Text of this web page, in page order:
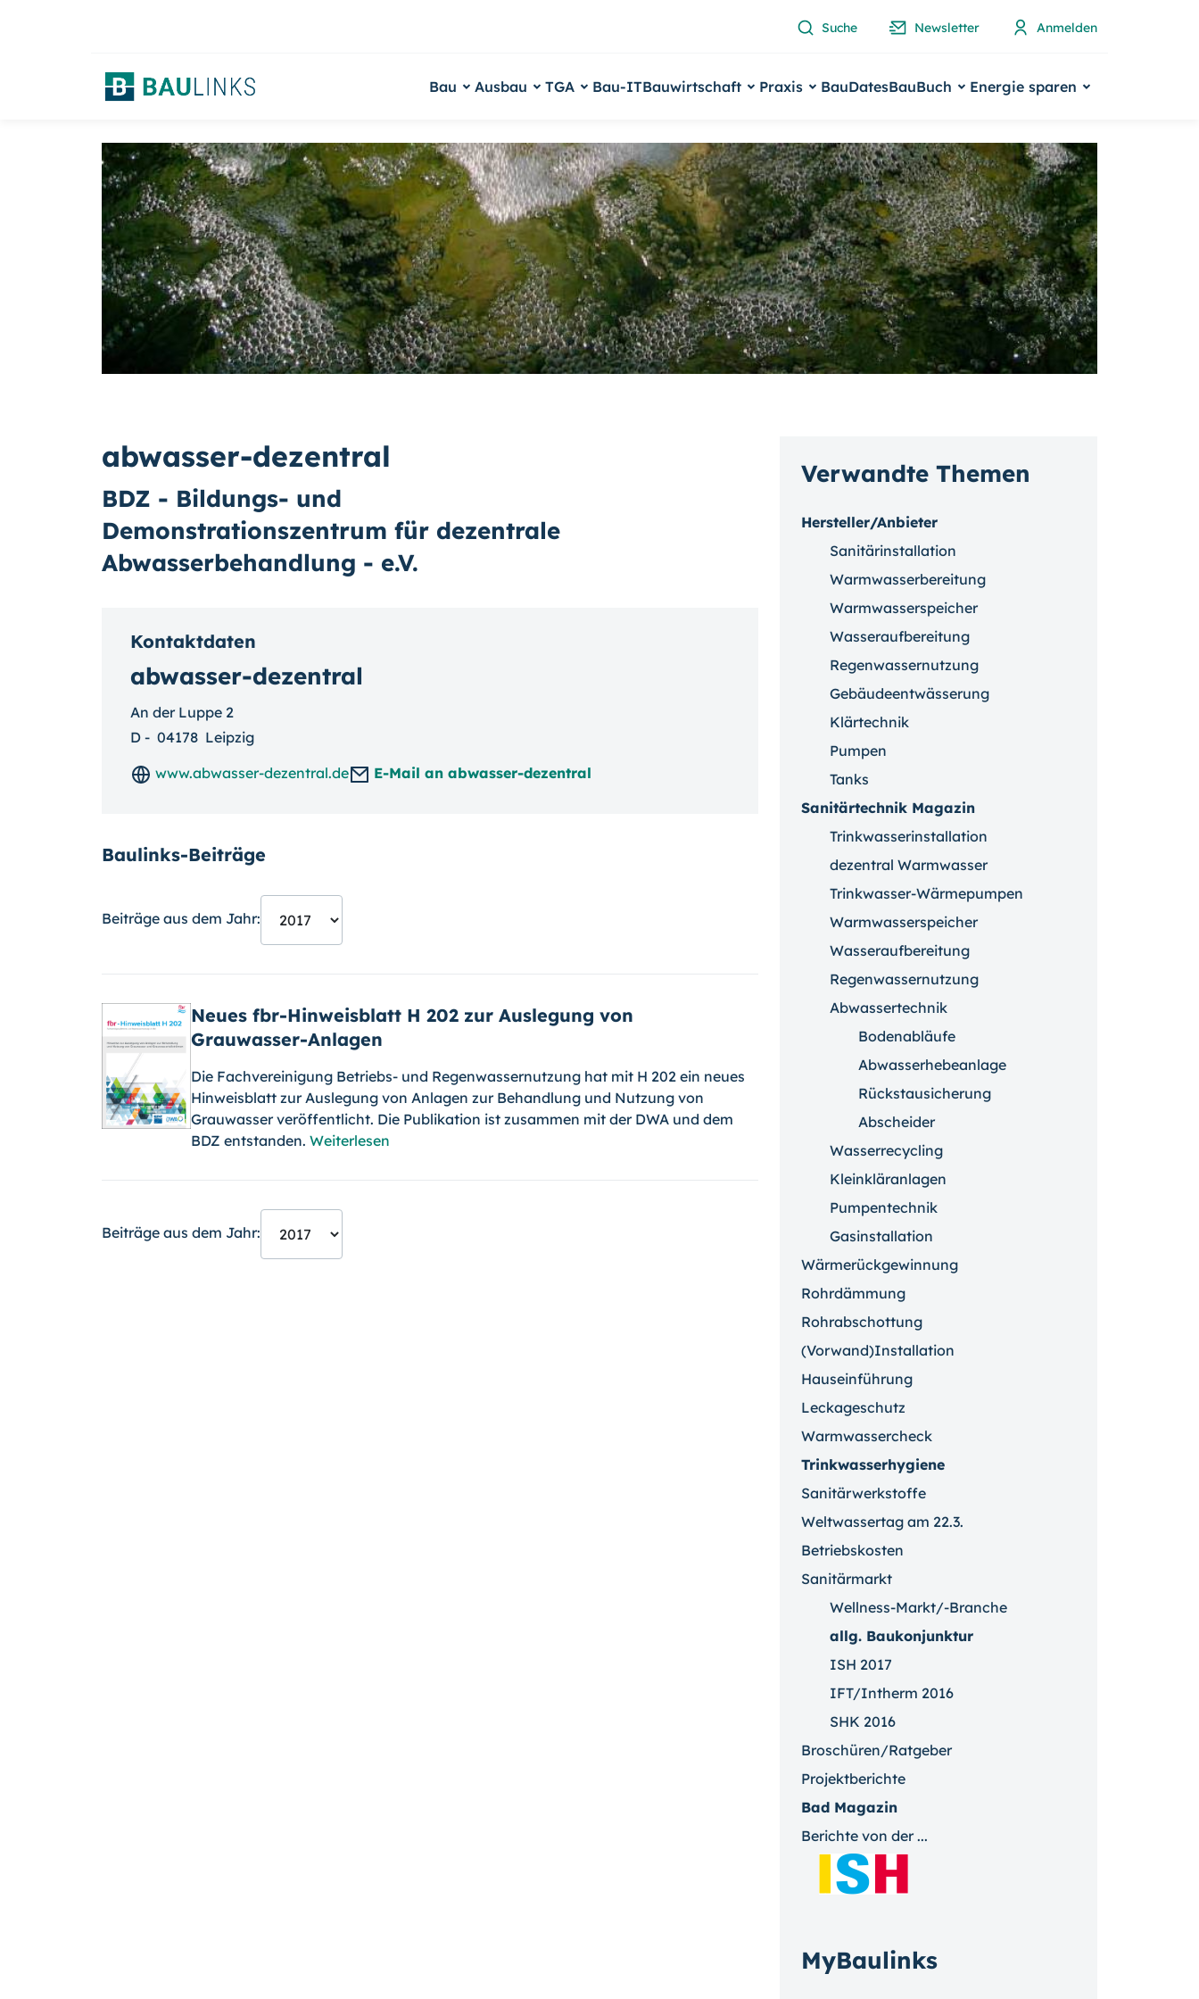
Suche Newsletter Anmelden
Bau Ausbau TGA Bau-ITBauwirtschaft Praxis BauDatesBauBuch Energie sparen
abwasser-dezentral
BDZ - Bildungs- und
Demonstrationszentrum für dezentrale
Abwasserbehandlung - e.V.
Kontaktdaten
abwasser-dezentral
An der Luppe 2
D - 04178 Leipzig
www.abwasser-dezentral.de
E-Mail an abwasser-dezentral
Baulinks-Beiträge
Beiträge aus dem Jahr:
Neues fbr-Hinweisblatt H 202 zur Auslegung von
Grauwasser-Anlagen
Die Fachvereinigung Betriebs- und Regenwassernutzung hat mit H 202 ein neues
Hinweisblatt zur Auslegung von Anlagen zur Behandlung und Nut­zung von
Grauwasser veröffentlicht. Die Publikation ist zusammen mit der DWA und dem
BDZ entstanden. Weiterlesen
Beiträge aus dem Jahr:
Verwandte Themen
Hersteller/Anbieter
Sanitärinstallation
Warmwasserbereitung
Warmwasserspeicher
Wasseraufbereitung
Regenwassernutzung
Gebäudeentwässerung
Klärtechnik
Pumpen
Tanks
Sanitärtechnik Magazin
Trinkwasserinstallation
dezentral Warmwasser
Trinkwasser-Wärmepumpen
Warmwasserspeicher
Wasseraufbereitung
Regenwassernutzung
Abwassertechnik
Bodenabläufe
Abwasserhebeanlage
Rückstausicherung
Abscheider
Wasserrecycling
Kleinkläranlagen
Pumpentechnik
Gasinstallation
Wärmerückgewinnung
Rohrdämmung
Rohrabschottung
(Vorwand)Installation
Hauseinführung
Leckageschutz
Warmwassercheck
Trinkwasserhygiene
Sanitärwerkstoffe
Weltwassertag am 22.3.
Betriebskosten
Sanitärmarkt
Wellness-Markt/-Branche
allg. Baukonjunktur
ISH 2017
IFT/Intherm 2016
SHK 2016
Broschüren/Ratgeber
Projektberichte
Bad Magazin
Berichte von der ...
MyBaulinks